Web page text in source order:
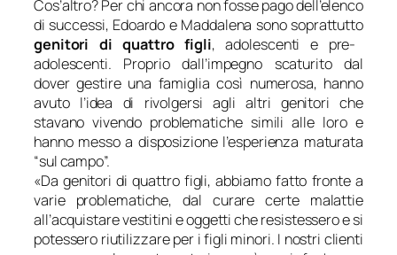
Cos’altro? Per chi ancora non fosse pago dell’elenco
di successi, Edoardo e Maddalena sono soprattutto
genitori di quattro figli, adolescenti e pre-
adolescenti. Proprio dall’impegno scaturito dal
dover gestire una famiglia così numerosa, hanno
avuto l’idea di rivolgersi agli altri genitori che
stavano vivendo problematiche simili alle loro e
hanno messo a disposizione l’esperienza maturata
“sul campo”.
«Da genitori di quattro figli, abbiamo fatto fronte a
varie problematiche, dal curare certe malattie
all’acquistare vestitini e oggetti che resistessero e si
potessero riutilizzare per i figli minori. I nostri clienti